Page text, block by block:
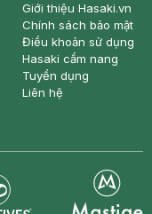
Giới thiệu Hasaki.vn
Chính sách bảo mật
Điều khoản sử dụng
Hasaki cẩm nang
Tuyển dụng
Liên hệ